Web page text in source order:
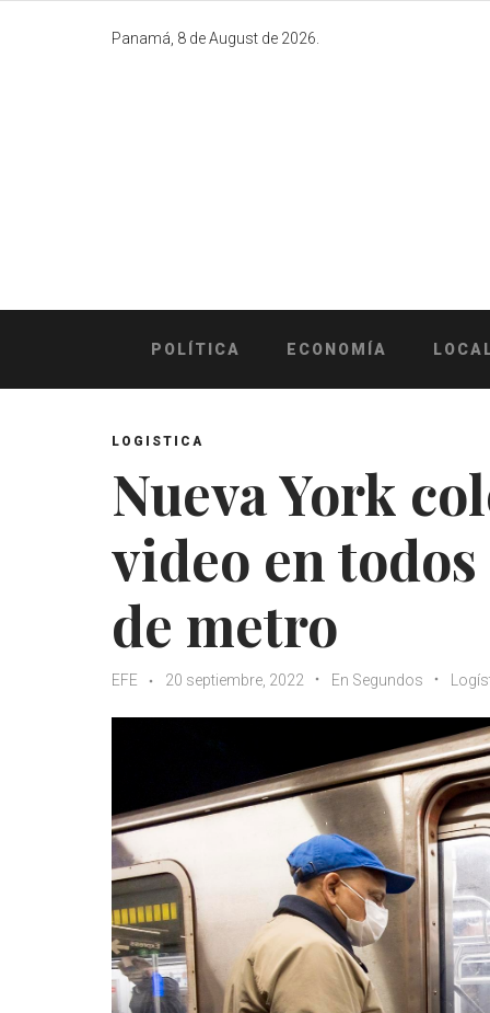
Panamá, 8 de August de 2026.
POLÍTICA ECONOMÍA
LOGISTICA
Nueva York
video en
de metro
EFE 20 septiembre, 2022 En Segundos